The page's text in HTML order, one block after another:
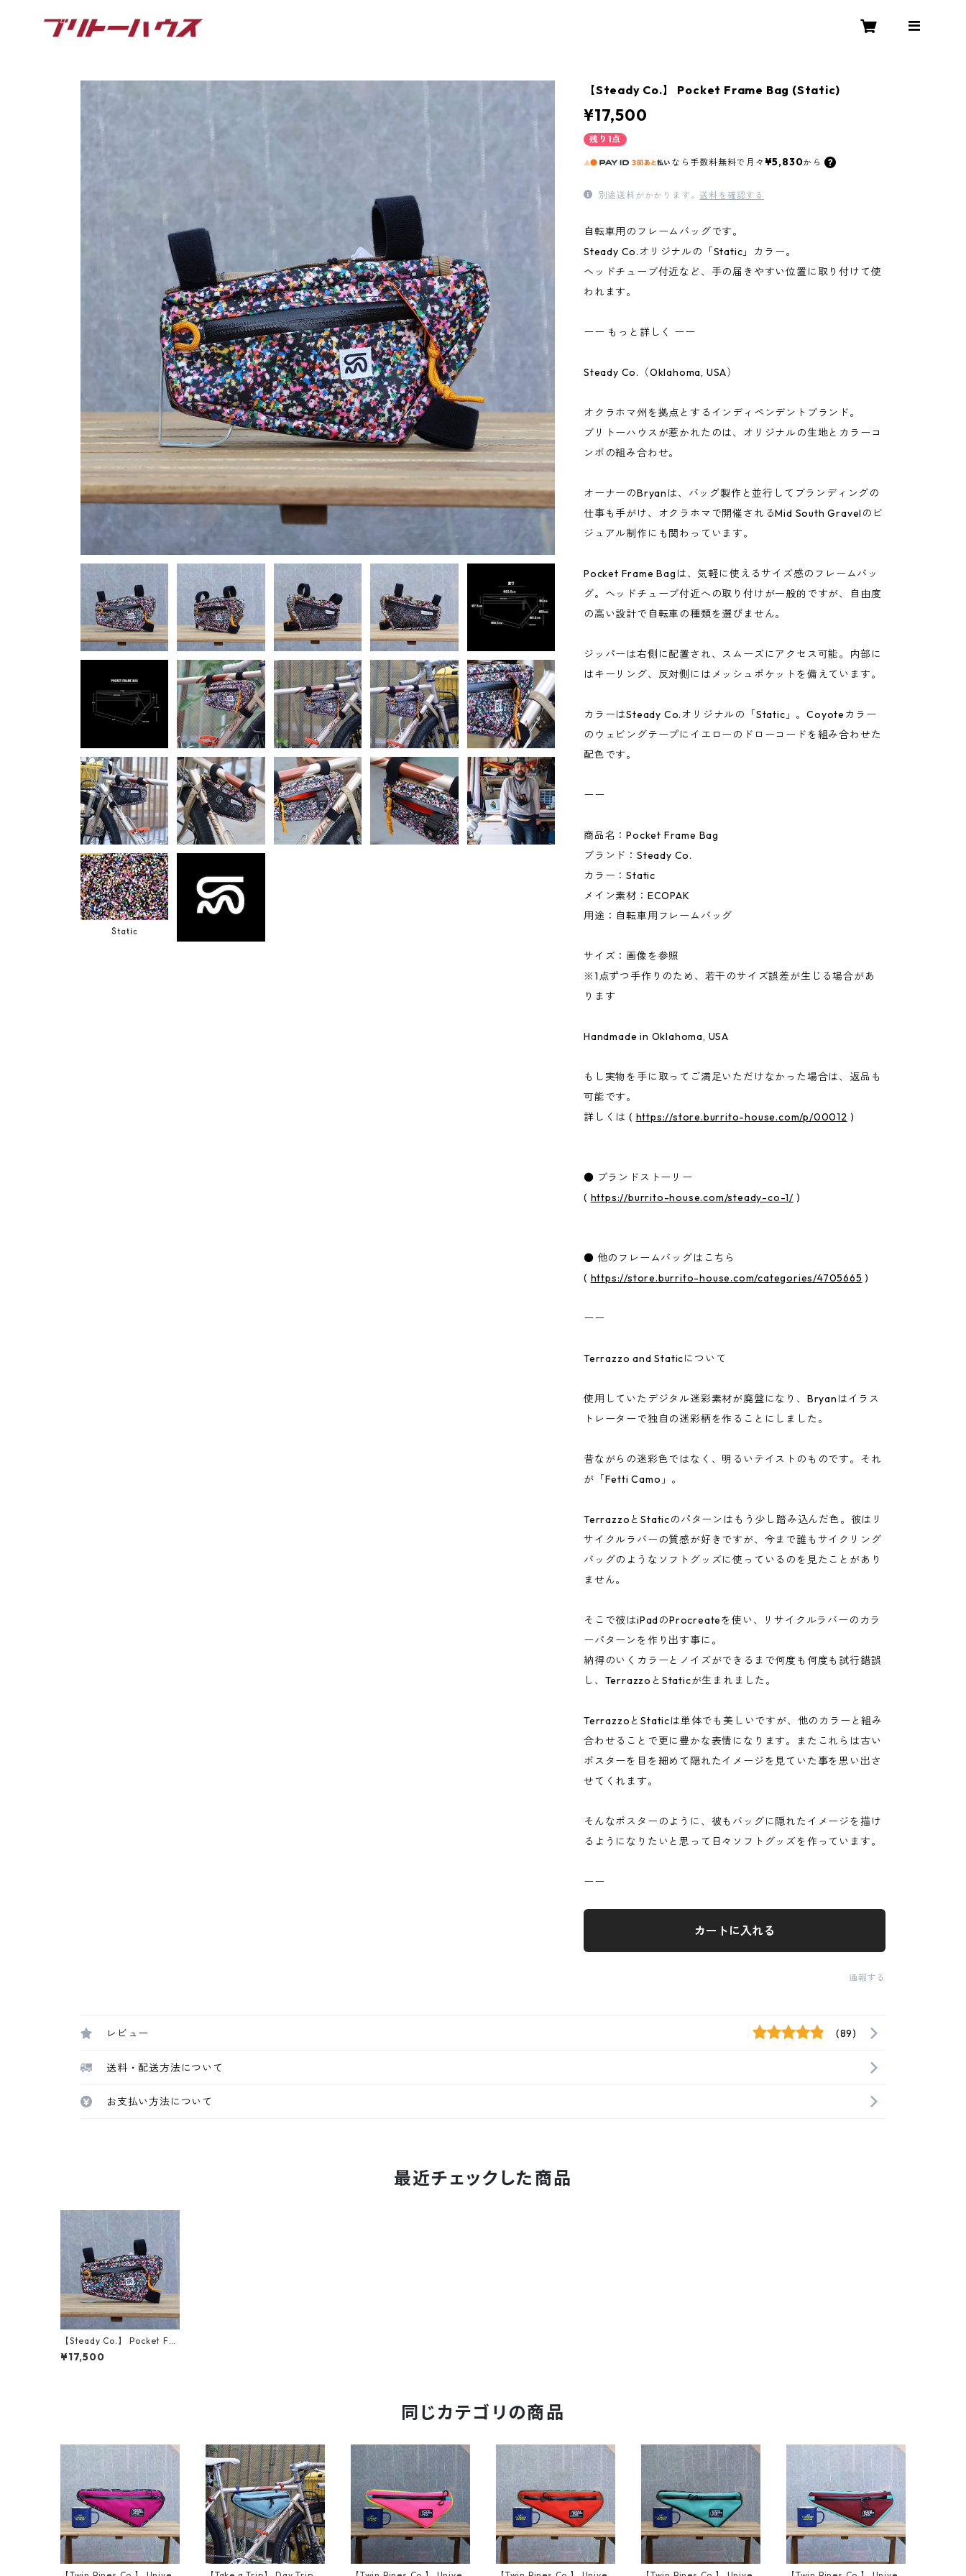
【Steady Co.】 Pocket Frame Bag (Static)
¥17,500
残り1点
なら 手数料無料で 月々 ¥5,830から
別途送料がかかります。送料を確認する
自転車用のフレームバッグです。
Steady Co.オリジナルの「Static」カラー。
ヘッドチューブ付近など、手の届きやすい位置に取り付けて使
われます。
ーー もっと詳しく ーー
Steady Co.（Oklahoma, USA）
オクラホマ州を拠点とするインディペンデントブランド。
ブリトーハウスが惹かれたのは、オリジナルの生地とカラーコ
ンボの組み合わせ。
オーナーのBryanは、バッグ製作と並行してブランディングの
仕事も手がけ、オクラホマで開催されるMid South Gravelのビ
ジュアル制作にも関わっています。
Pocket Frame Bagは、気軽に使えるサイズ感のフレームバッ
グ。ヘッドチューブ付近への取り付けが一般的ですが、自由度
の高い設計で自転車の種類を選びません。
ジッパーは右側に配置され、スムーズにアクセス可能。内部に
はキーリング、反対側にはメッシュポケットを備えています。
カラーはSteady Co.オリジナルの「Static」。Coyoteカラー
のウェビングテープにイエローのドローコードを組み合わせた
配色です。
ーー
商品名：Pocket Frame Bag
ブランド：Steady Co.
カラー：Static
メイン素材：ECOPAK
用途：自転車用フレームバッグ
サイズ：画像を参照
※1点ずつ手作りのため、若干のサイズ誤差が生じる場合があ
ります
Handmade in Oklahoma, USA
もし実物を手に取ってご満足いただけなかった場合は、返品も
可能です。
詳しくは ( https://store.burrito-house.com/p/00012 )
● ブランドストーリー
( https://burrito-house.com/steady-co-1/ )
● 他のフレームバッグはこちら
( https://store.burrito-house.com/categories/4705665 )
ーー
Terrazzo and Staticについて
使用していたデジタル迷彩素材が廃盤になり、Bryanはイラス
トレーターで独自の迷彩柄を作ることにしました。
昔ながらの迷彩色ではなく、明るいテイストのものです。それ
が「Fetti Camo」。
TerrazzoとStaticのパターンはもう少し踏み込んだ色。彼はリ
サイクルラバーの質感が好きですが、今まで誰もサイクリング
バッグのようなソフトグッズに使っているのを見たことがあり
ません。
そこで彼はiPadのProcreateを使い、リサイクルラバーのカラ
ーパターンを作り出す事に。
納得のいくカラーとノイズができるまで何度も何度も試行錯誤
し、TerrazzoとStaticが生まれました。
TerrazzoとStaticは単体でも美しいですが、他のカラーと組み
合わせることで更に豊かな表情になります。またこれらは古い
ポスターを目を細めて隠れたイメージを見ていた事を思い出さ
せてくれます。
そんなポスターのように、彼もバッグに隠れたイメージを描け
るようになりたいと思って日々ソフトグッズを作っています。
ーー
カートに入れる
通報する
レビュー (89)
送料・配送方法について
お支払い方法について
最近チェックした商品
【Steady Co.】 Pocket Fra
me Bag (Static)
¥17,500
同じカテゴリの商品